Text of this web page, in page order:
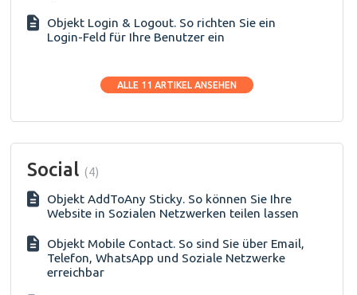
Objekt Login & Logout. So richten Sie ein
Login-Feld für Ihre Benutzer ein
ALLE 11 ARTIKEL ANSEHEN
Social 4
Objekt AddToAny Sticky. So können Sie Ihre
Website in Sozialen Netzwerken teilen lassen
Objekt Mobile Contact. So sind Sie über Email,
Telefon, WhatsApp und Soziale Netzwerke
erreichbar